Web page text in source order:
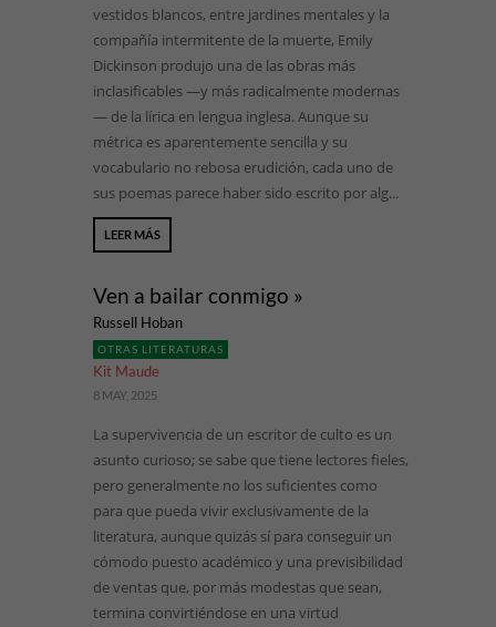
vestidos blancos, entre jardines mentales y la
compañía intermitente de la muerte, Emily
Dickinson produjo una de las obras más
inclasificables —y más radicalmente modernas
— de la lírica en lengua inglesa. Aunque su
métrica es aparentemente sencilla y su
vocabulario no rebosa erudición, cada uno de
sus poemas parece haber sido escrito por alg...
LEER MÁS
Ven a bailar conmigo »
Russell Hoban
OTRAS LITERATURAS
Kit Maude
8 MAY, 2025
La supervivencia de un escritor de culto es un
asunto curioso; se sabe que tiene lectores fieles,
pero generalmente no los suficientes como
para que pueda vivir exclusivamente de la
literatura, aunque quizás sí para conseguir un
cómodo puesto académico y una previsibilidad
de ventas que, por más modestas que sean,
termina convirtiéndose en una virtud